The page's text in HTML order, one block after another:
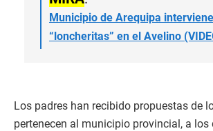
Municipio de Arequipa
“loncheritas” en el Avelino
Los padres han recibido propuestas de
pertenecen al municipio provincial, a los